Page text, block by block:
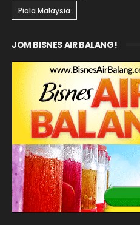
Piala Malaysia
JOM BISNES AIR BALANG!